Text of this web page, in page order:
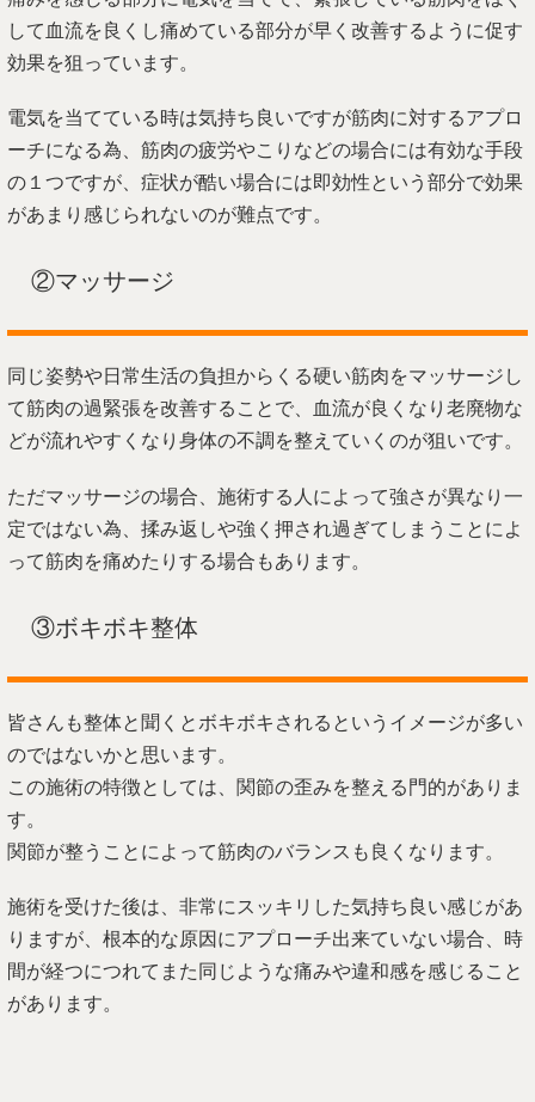
して血流を良くし痛めている部分が早く改善するように促す
効果を狙っています。
電気を当てている時は気持ち良いですが筋肉に対するアプロ
ーチになる為、筋肉の疲労やこりなどの場合には有効な手段
の１つですが、症状が酷い場合には即効性という部分で効果
があまり感じられないのが難点です。
②マッサージ
同じ姿勢や日常生活の負担からくる硬い筋肉をマッサージし
て筋肉の過緊張を改善することで、血流が良くなり老廃物な
どが流れやすくなり身体の不調を整えていくのが狙いです。
ただマッサージの場合、施術する人によって強さが異なり一
定ではない為、揉み返しや強く押され過ぎてしまうことによ
って筋肉を痛めたりする場合もあります。
③ボキボキ整体
皆さんも整体と聞くとボキボキされるというイメージが多い
のではないかと思います。
この施術の特徴としては、関節の歪みを整える門的がありま
す。
関節が整うことによって筋肉のバランスも良くなります。
施術を受けた後は、非常にスッキリした気持ち良い感じがあ
りますが、根本的な原因にアプローチ出来ていない場合、時
間が経つにつれてまた同じような痛みや違和感を感じること
があります。